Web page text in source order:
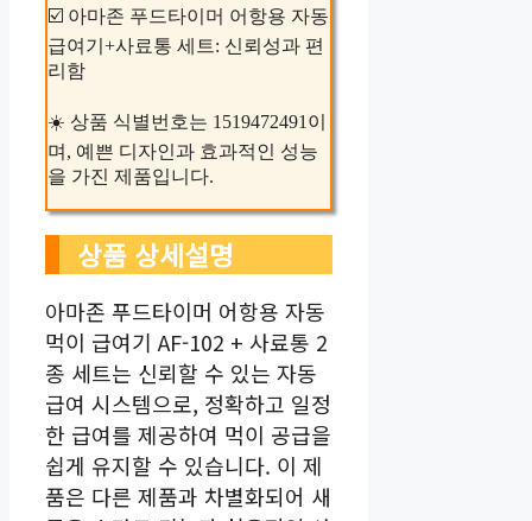
☑️ 아마존 푸드타이머 어항용 자동
급여기+사료통 세트: 신뢰성과 편
리함
☀️ 상품 식별번호는 1519472491이
며, 예쁜 디자인과 효과적인 성능
을 가진 제품입니다.
상품 상세설명
아마존 푸드타이머 어항용 자동
먹이 급여기 AF-102 + 사료통 2
종 세트는 신뢰할 수 있는 자동
급여 시스템으로, 정확하고 일정
한 급여를 제공하여 먹이 공급을
쉽게 유지할 수 있습니다. 이 제
품은 다른 제품과 차별화되어 새